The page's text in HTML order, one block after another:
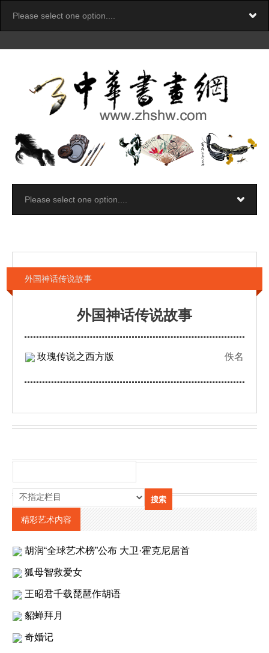
外国神话传说故事
外国神话传说故事
玫瑰传说之西方版 佚名
精彩艺术内容
胡润“全球艺术榜”公布 大卫·霍克尼居首
狐母智救爱女
王昭君千载琵琶作胡语
貂蝉拜月
奇婚记